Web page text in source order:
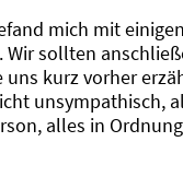
mich mit
Wir sollten
uns kurz vorher
alles in